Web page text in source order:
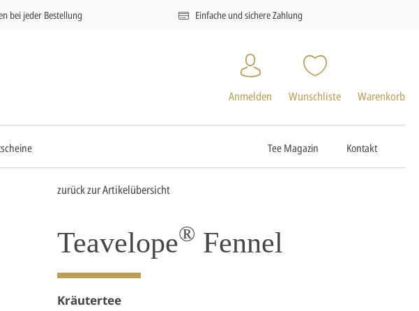
bei jeder Bestellung Einfache und sichere Zahlung
Anmelden Wunschliste Warenkorb
Tee Magazin Kontakt
zurück zur Artikelübersicht
Teavelope® Fennel
Kräutertee